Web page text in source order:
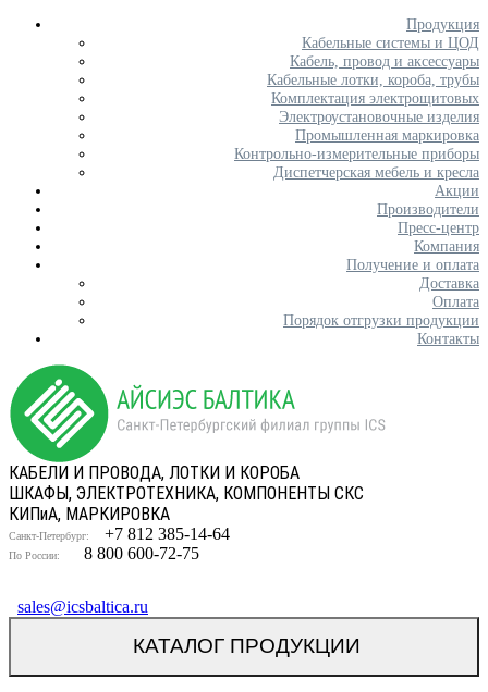
Продукция
Кабельные системы и ЦОД
Кабель, провод и аксессуары
Кабельные лотки, короба, трубы
Комплектация электрощитовых
Электроустановочные изделия
Промышленная маркировка
Контрольно-измерительные приборы
Диспетчерская мебель и кресла
Акции
Производители
Пресс-центр
Компания
Получение и оплата
Доставка
Оплата
Порядок отгрузки продукции
Контакты
КАБЕЛИ И ПРОВОДА, ЛОТКИ И КОРОБА
ШКАФЫ, ЭЛЕКТРОТЕХНИКА, КОМПОНЕНТЫ СКС
КИПиА, МАРКИРОВКА
Санкт-Петербург: +7 812 385-14-64
По России: 8 800 600-72-75
sales@icsbaltica.ru
КАТАЛОГ ПРОДУКЦИИ